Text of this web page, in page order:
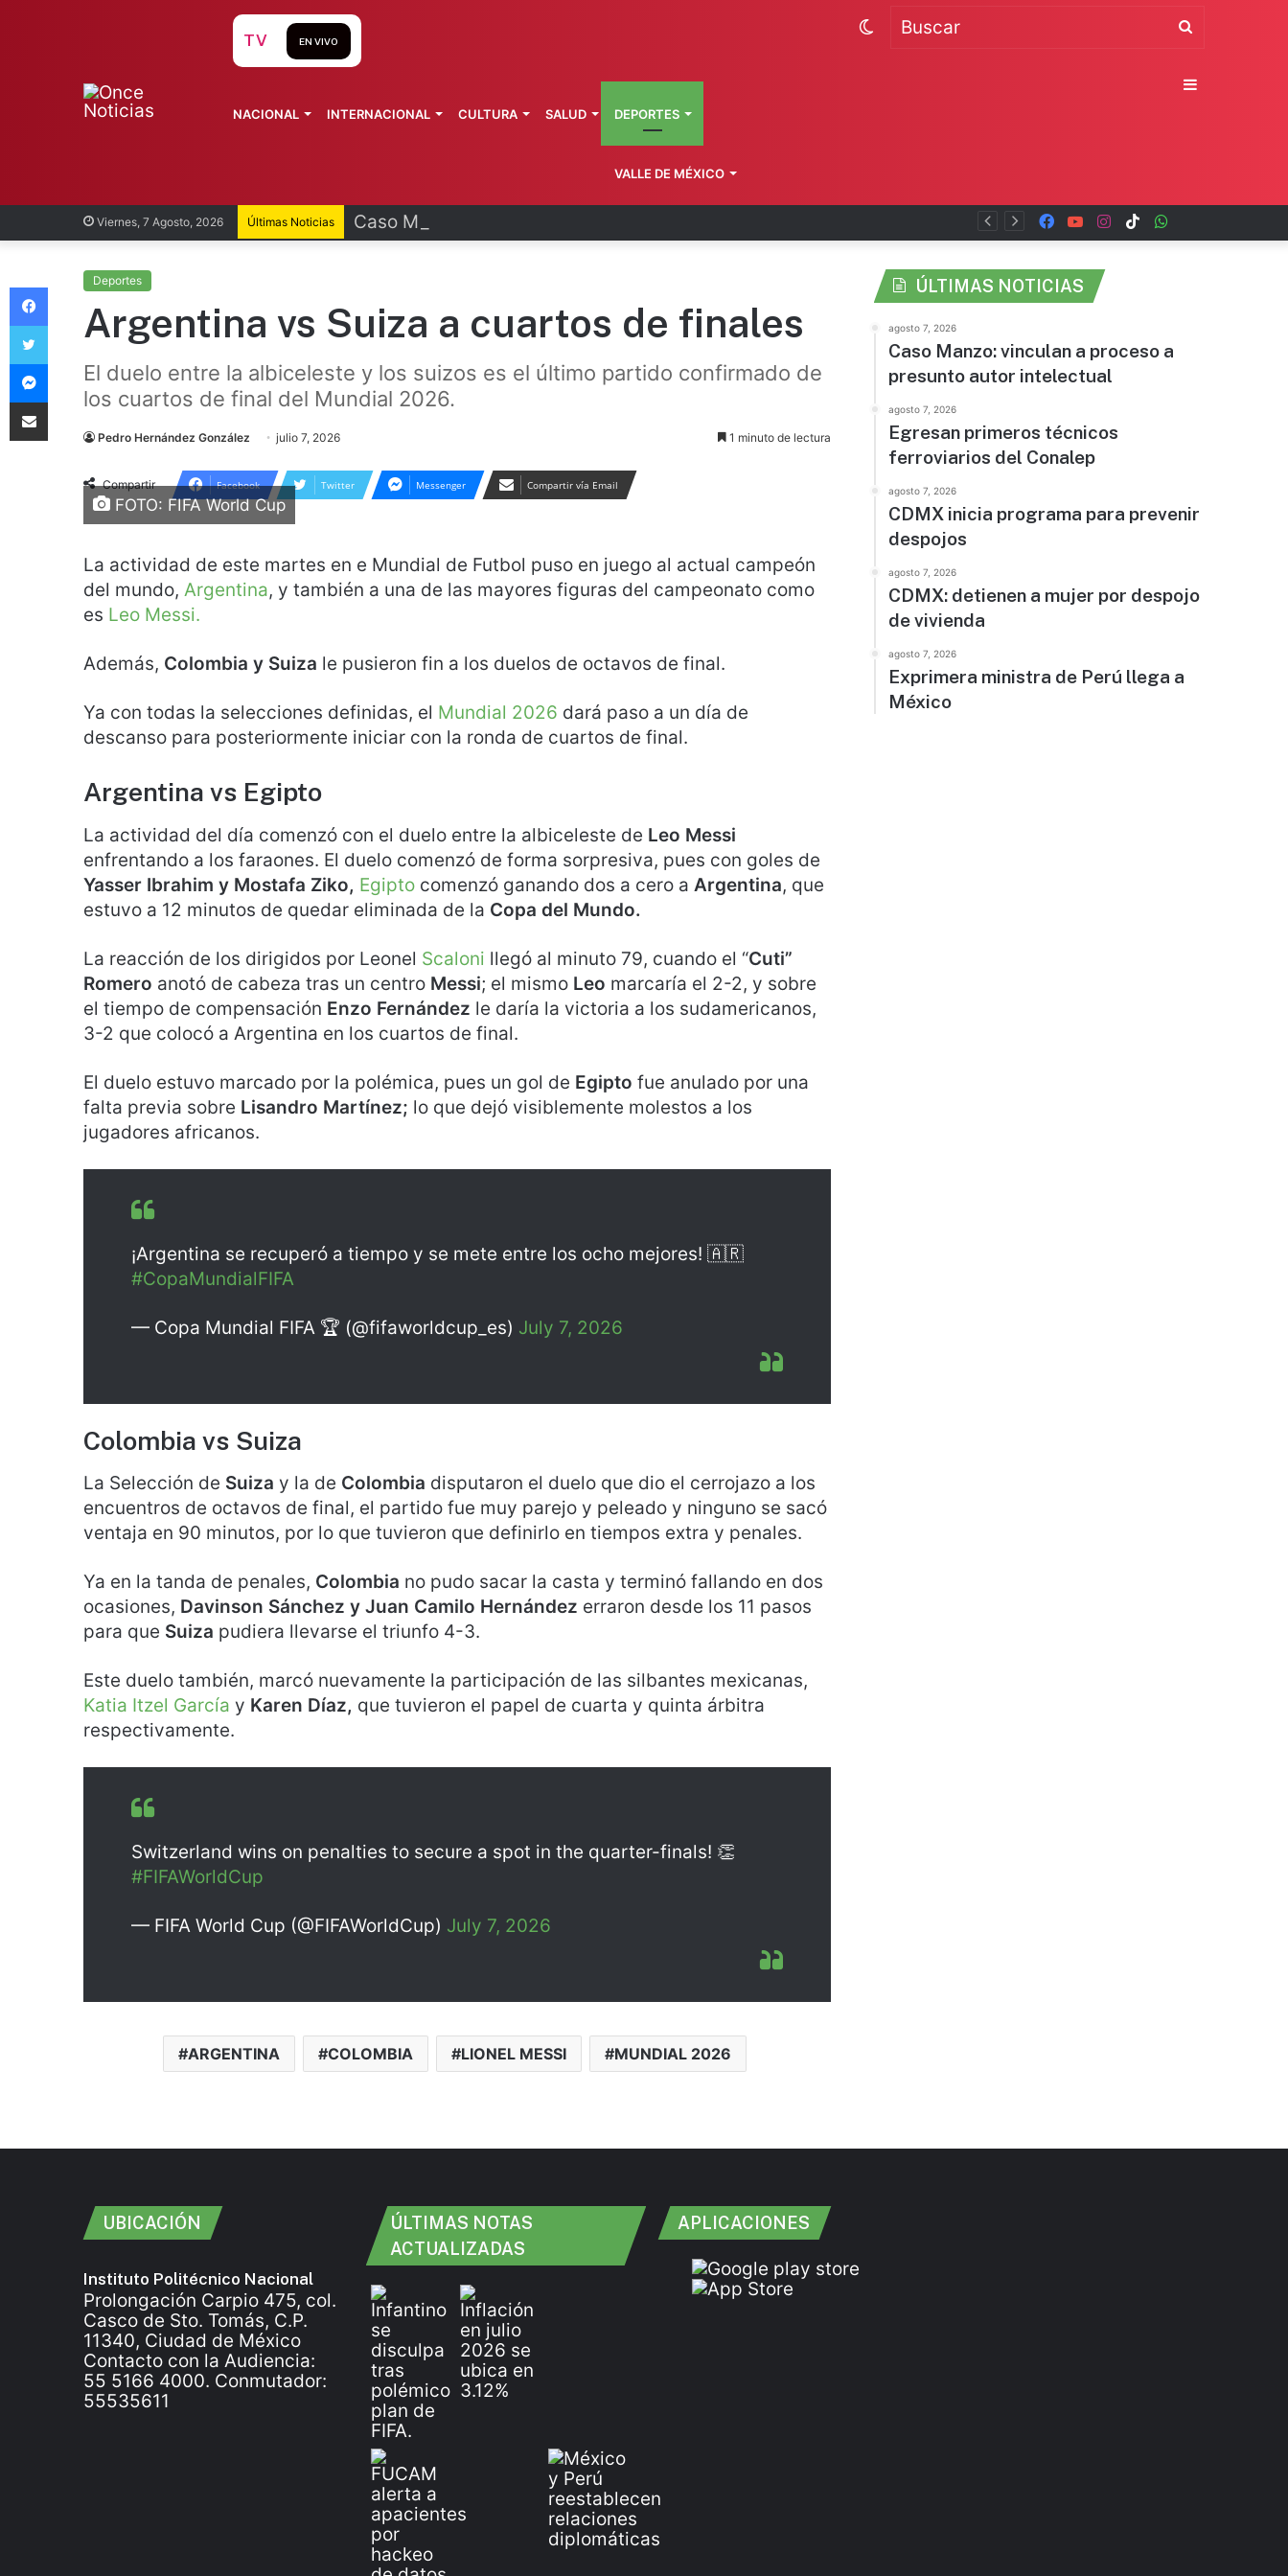
Viernes, 7 Agosto, 2026 Últimas Noticias Caso Manzo: vinculan a proceso a presunto autor intelectual TikTok
Instagram
YouTube
Facebook
TV EN VIVO
NACIONAL INTERNACIONAL CULTURA SALUD DEPORTES
VALLE DE MÉXICO
Buscar
Switch
Sidebar
Deportes
Argentina vs Suiza a cuartos de finales
El duelo entre la albiceleste y los suizos es el último partido confirmado de
los cuartos de final del Mundial 2026.
Pedro Hernández González julio 7, 2026 1 minuto de lectura
Compartir Facebook Twitter Messenger Compartir vía Email
FOTO: FIFA World Cup
La actividad de este martes en e Mundial de Futbol puso en juego al actual campeón
del mundo, Argentina, y también a una de las mayores figuras del campeonato como
es Leo Messi.
Además, Colombia y Suiza le pusieron fin a los duelos de octavos de final.
Ya con todas la selecciones definidas, el Mundial 2026 dará paso a un día de
descanso para posteriormente iniciar con la ronda de cuartos de final.
Argentina vs Egipto
La actividad del día comenzó con el duelo entre la albiceleste de Leo Messi
enfrentando a los faraones. El duelo comenzó de forma sorpresiva, pues con goles de
Yasser Ibrahim y Mostafa Ziko, Egipto comenzó ganando dos a cero a Argentina, que
estuvo a 12 minutos de quedar eliminada de la Copa del Mundo.
La reacción de los dirigidos por Leonel Scaloni llegó al minuto 79, cuando el “Cuti”
Romero anotó de cabeza tras un centro Messi; el mismo Leo marcaría el 2-2, y sobre
el tiempo de compensación Enzo Fernández le daría la victoria a los sudamericanos,
3-2 que colocó a Argentina en los cuartos de final.
El duelo estuvo marcado por la polémica, pues un gol de Egipto fue anulado por una
falta previa sobre Lisandro Martínez; lo que dejó visiblemente molestos a los
jugadores africanos.
¡Argentina se recuperó a tiempo y se mete entre los ocho mejores! 🇦🇷
#CopaMundialFIFA
— Copa Mundial FIFA 🏆 (@fifaworldcup_es) July 7, 2026
Colombia vs Suiza
La Selección de Suiza y la de Colombia disputaron el duelo que dio el cerrojazo a los
encuentros de octavos de final, el partido fue muy parejo y peleado y ninguno se sacó
ventaja en 90 minutos, por lo que tuvieron que definirlo en tiempos extra y penales.
Ya en la tanda de penales, Colombia no pudo sacar la casta y terminó fallando en dos
ocasiones, Davinson Sánchez y Juan Camilo Hernández erraron desde los 11 pasos
para que Suiza pudiera llevarse el triunfo 4-3.
Este duelo también, marcó nuevamente la participación de las silbantes mexicanas,
Katia Itzel García y Karen Díaz, que tuvieron el papel de cuarta y quinta árbitra
respectivamente.
Switzerland wins on penalties to secure a spot in the quarter-finals! 👏
#FIFAWorldCup
— FIFA World Cup (@FIFAWorldCup) July 7, 2026
ARGENTINA COLOMBIA LIONEL MESSI MUNDIAL 2026
ÚLTIMAS NOTICIAS
agosto 7, 2026
Caso Manzo: vinculan a proceso a
presunto autor intelectual
agosto 7, 2026
Egresan primeros técnicos
ferroviarios del Conalep
agosto 7, 2026
CDMX inicia programa para prevenir
despojos
agosto 7, 2026
CDMX: detienen a mujer por despojo
de vivienda
agosto 7, 2026
Exprimera ministra de Perú llega a
México
UBICACIÓN
Instituto Politécnico Nacional
Prolongación Carpio 475, col.
Casco de Sto. Tomás, C.P.
11340, Ciudad de México
Contacto con la Audiencia:
55 5166 4000. Conmutador:
55535611
ÚLTIMAS NOTAS
ACTUALIZADAS
APLICACIONES
Facebook
Twitter
Messenger
Compartir vía Email